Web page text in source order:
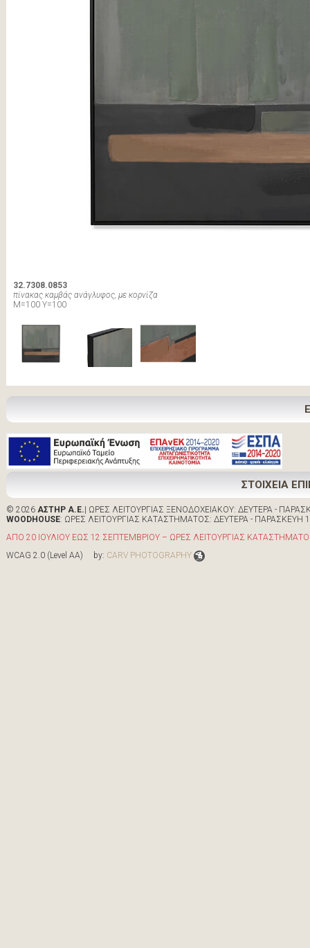
32.7308.0853
πίνακας καμβάς ανάγλυφος, με κορνίζα
Μ=100 Υ=100
ΣΤΟΙΧΕΙΑ
© 2026 ΑΣΤΗΡ Α.Ε.| ΩΡΕΣ ΛΕΙΤΟΥΡΓΙΑΣ ΞΕΝΟΔΟΧΕΙΑΚΟΥ: ΔΕΥΤΕΡΑ -
WOODHOUSE: ΩΡΕΣ ΛΕΙΤΟΥΡΓΙΑΣ ΚΑΤΑΣΤΗΜΑΤΟΣ: ΔΕΥΤΕΡΑ - ΠΑΡΑΣΚΕΥΗ
ΑΠΟ 20 ΙΟΥΛΙΟΥ ΕΩΣ 12 ΣΕΠΤΕΜΒΡΙΟΥ – ΩΡΕΣ ΛΕΙΤΟΥΡΓΙΑΣ
WCAG 2.0 (Level AA) by: CARV PHOTOGRAPHY